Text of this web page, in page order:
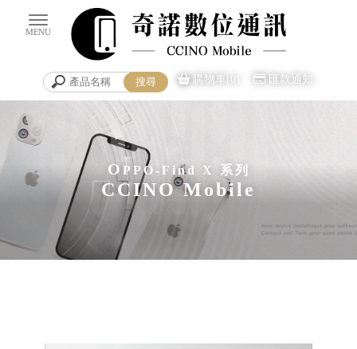
購物車(0) 匯款通知
OPPO-Find X 系列